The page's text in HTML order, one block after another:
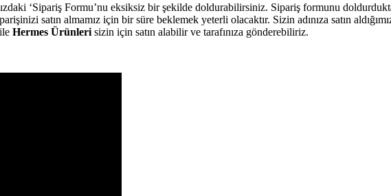
‘Sipariş Formu’nu eksiksiz bir şekilde doldurabilirsiniz. Sipariş formunu
satın almamız için bir süre beklemek yeterli olacaktır. Sizin adınıza satın
Hermes Ürünleri sizin için satın alabilir ve tarafınıza gönderebiliriz.